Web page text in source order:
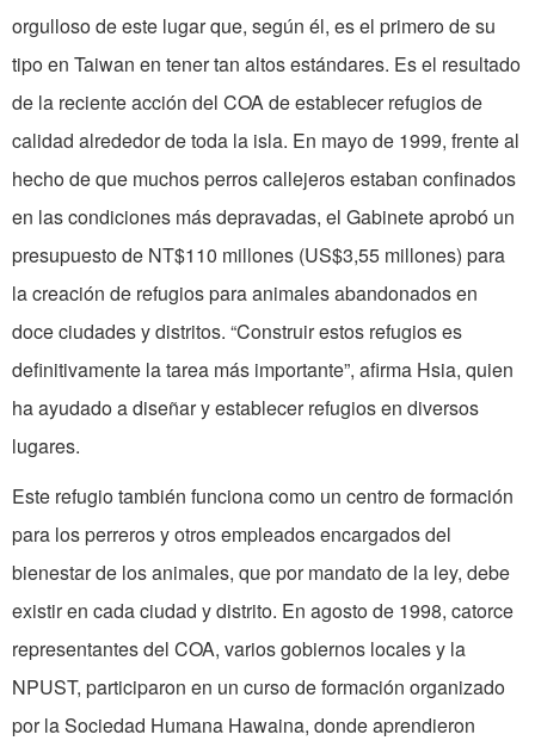
orgulloso de este lugar que, según él, es el primero de su
tipo en Taiwan en tener tan altos estándares. Es el resultado
de la reciente acción del COA de establecer refugios de
calidad alrededor de toda la isla. En mayo de 1999, frente al
hecho de que muchos perros callejeros estaban confinados
en las condiciones más depravadas, el Gabinete aprobó un
presupuesto de NT$110 millones (US$3,55 millones) para
la creación de refugios para animales abandonados en
doce ciudades y distritos. “Construir estos refugios es
definitivamente la tarea más importante”, afirma Hsia, quien
ha ayudado a diseñar y establecer refugios en diversos
lugares.
Este refugio también funciona como un centro de formación
para los perreros y otros empleados encargados del
bienestar de los animales, que por mandato de la ley, debe
existir en cada ciudad y distrito. En agosto de 1998, catorce
representantes del COA, varios gobiernos locales y la
NPUST, participaron en un curso de formación organizado
por la Sociedad Humana Hawaina, donde aprendieron